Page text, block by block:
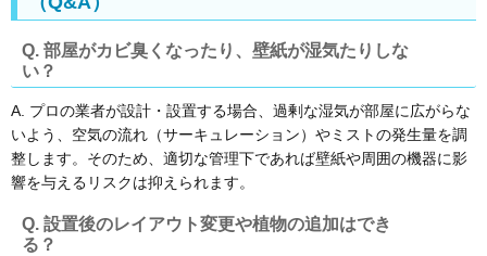
Q. 部屋がカビ臭くなったり、壁紙が湿気たりしな
い？
A. プロの業者が設計・設置する場合、過剰な湿気が部屋に広がらな
いよう、空気の流れ（サーキュレーション）やミストの発生量を調
整します。そのため、適切な管理下であれば壁紙や周囲の機器に影
響を与えるリスクは抑えられます。
Q. 設置後のレイアウト変更や植物の追加はでき
る？